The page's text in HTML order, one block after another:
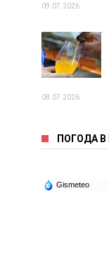
09.07.2026
08.07.2026
ПОГОДА
Gismeteo